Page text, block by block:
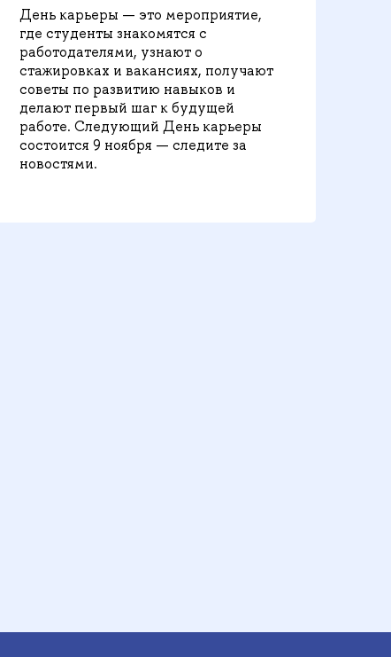
День карьеры — это мероприятие,
где студенты знакомятся с
работодателями, узнают о
стажировках и вакансиях, получают
советы по развитию навыков и
делают первый шаг к будущей
работе. Следующий День карьеры
состоится 9 ноября — следите за
новостями.